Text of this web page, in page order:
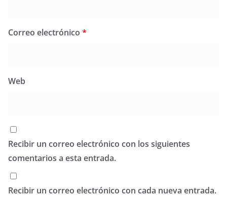
Correo electrónico *
Web
Recibir un correo electrónico con los siguientes
comentarios a esta entrada.
Recibir un correo electrónico con cada nueva entrada.